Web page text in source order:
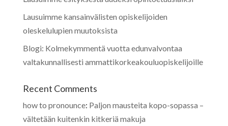
Lausuimme kansainvälisten opiskelijoiden
oleskelulupien muutoksista
Blogi: Kolmekymmentä vuotta edunvalvontaa
valtakunnallisesti ammattikorkeakouluopiskelijoille
Recent Comments
how to pronounce: Paljon mausteita kopo-sopassa –
vältetään kuitenkin kitkeriä makuja